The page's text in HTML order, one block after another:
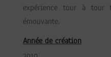
expérience tour à tour
émouvante.
Année de création